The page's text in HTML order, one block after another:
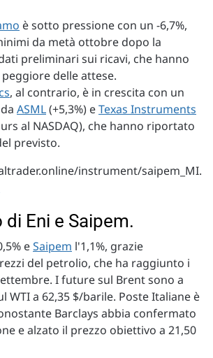
è sotto pressione con un -6,7%,
da metà ottobre dopo la
preliminari sui ricavi, che hanno
delle attese.
, al contrario, è in crescita con un
ASML(+5,3%) eTexas Instruments
al NASDAQ), che hanno riportato
previsto.
instrument/saipem_MI.
Eni e Saipem.
eSaipem l'1,1%, grazie
del petrolio, che ha raggiunto i
I future sul Brent sono a
WTI a 62,35 $/barile. Poste Italiane è
Barclays abbia confermato
e alzato il prezzo obiettivo a 21,50